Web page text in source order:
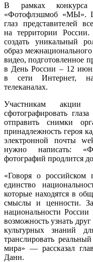
В рамках конкурса
«Фотофлэшмоб «МЫ».
глаз представителей
на территории
создать уникальный
образ
видео, подготовленное
в День России – 12
в сети Интернет,
телеканалах.
Участникам акции
сфотографировать
отправить снимки
принадлежность героя
электронной почты
нужно написать:
фотографий продлится
«Говоря о российском
единство
которые находятся в
смыслы и ценности.
национальности России
возможность узнать
культурных знаний
транслировать
мира» — рассказал
Данн.